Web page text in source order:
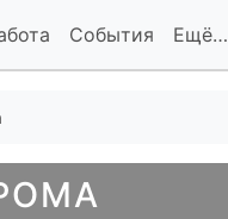
События Ещё…